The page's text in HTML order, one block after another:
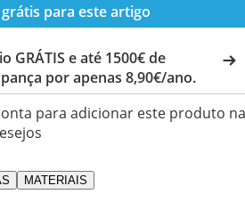
para este artigo
GRÁTIS e até 1500€ de
por apenas 8,90€/ano.
para adicionar este produto na
MATERIAIS